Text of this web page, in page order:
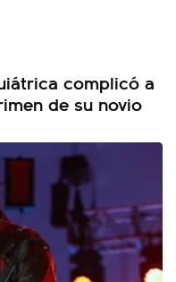
complicó a
de su novio